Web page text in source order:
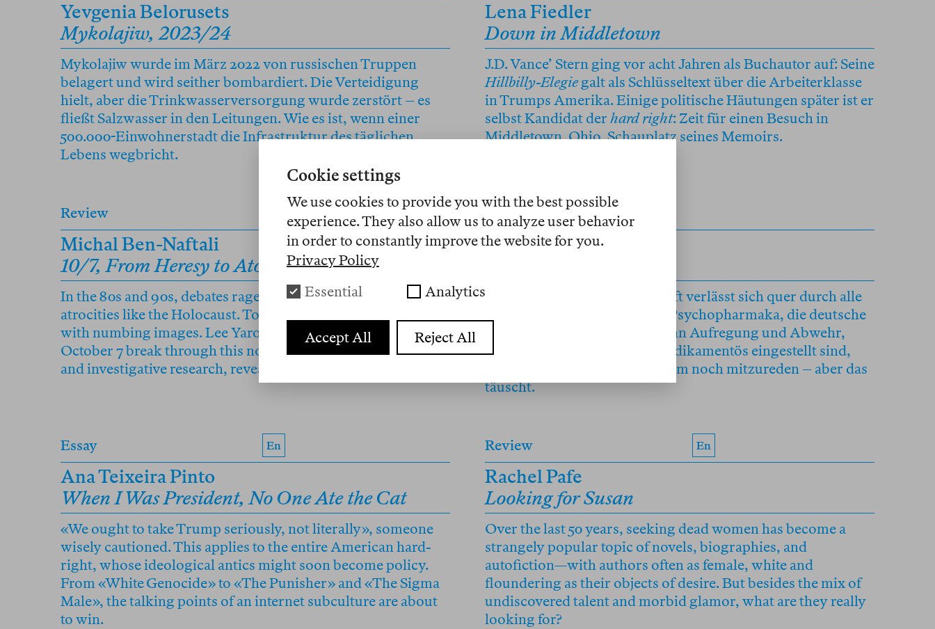
Yevgenia Belorusets
Mykolajiw, 2023/24
Mykolajiw wurde im März 2022 von russischen Truppen
belagert und wird seither bombardiert. Die Verteidigung
hielt, aber die Trinkwasserversorgung wurde zerstört – es
fließt Salzwasser in den Leitungen. Wie es ist, wenn einer
500.000-Einwohnerstadt die Infrastruktur des täglichen
Lebens wegbricht.
Lena Fiedler
Down in Middletown
J.D. Vance’ Stern ging vor acht Jahren als Buchautor auf: Seine
Hillbilly-Elegiegalt als Schlüsseltext über die Arbeiterklasse
in Trumps Amerika. Einige politische Häutungen später ist er
selbst Kandidat der hard right: Zeit für einen Besuch in
Middletown, Ohio, Schauplatz seines Memoirs.
Review
Michal Ben-Naftali
10/7, From Heresy to Atonement
In the 80s and 90s, debates raged on how to represent
atrocities like the Holocaust. Today, the internet is flooded
with numbing images. Lee Yaron and Amir Tibon’s books on
October 7 break through this noise with personal testimony
and investigative research, revealing Israel’s torn soul.
Essay
Jamieson Webster
Die amerikanische Gesellschaft verlässt sich quer durch alle
Klassen und Altersstufen auf Psychopharmaka, die deutsche
tut es ihr zusehends nach. Wenn Aufregung und Abwehr,
Emotionen und Interessen medikamentös eingestellt sind,
scheint die Psychoanalyse kaum noch mitzureden – aber das
täuscht.
Essay En
Ana Teixeira Pinto
When I Was President, No One Ate the Cat
«We ought to take Trump seriously, not literally», someone
wisely cautioned. This applies to the entire American hard-
right, whose ideological antics might soon become policy.
From «White Genocide» to «The Punisher» and «The Sigma
Male», the talking points of an internet subculture are about
to win.
Review En
Rachel Pafe
Looking for Susan
Over the last 50 years, seeking dead women has become a
strangely popular topic of novels, biographies, and
autofiction—with authors often as female, white and
floundering as their objects of desire. But besides the mix of
undiscovered talent and morbid glamor, what are they really
looking for?
Cookie settings
We use cookies to provide you with the best possible
experience. They also allow us to analyze user behavior
in order to constantly improve the website for you.
Privacy Policy
Essential
Analytics
Accept All Reject All